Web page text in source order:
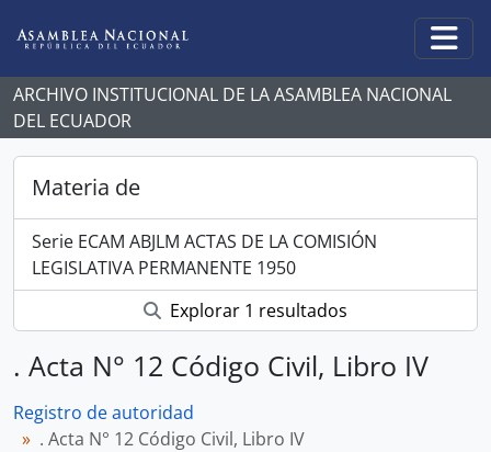
ARCHIVO INSTITUCIONAL DE LA ASAMBLEA NACIONAL
DEL ECUADOR
Materia de
Serie ECAM ABJLM ACTAS DE LA COMISIÓN
LEGISLATIVA PERMANENTE 1950
Explorar 1 resultados
. Acta N° 12 Código Civil, Libro IV
Registro de autoridad
. Acta N° 12 Código Civil, Libro IV